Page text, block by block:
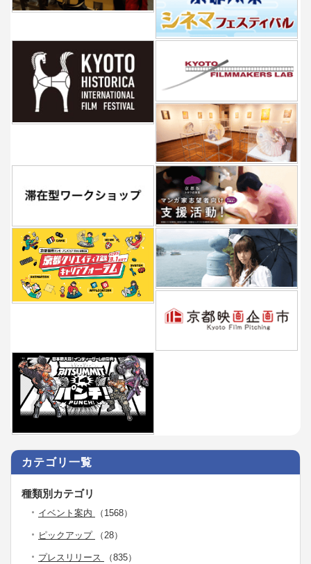
カテゴリ一覧
種類別カテゴリ
イベント案内 （1568）
ピックアップ （28）
プレスリリース （835）